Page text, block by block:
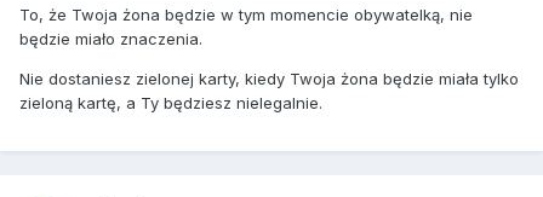
To, że Twoja żona będzie w tym momencie obywatelką, nie
będzie miało znaczenia.
Nie dostaniesz zielonej karty, kiedy Twoja żona będzie miała tylko
zieloną kartę, a Ty będziesz nielegalnie.